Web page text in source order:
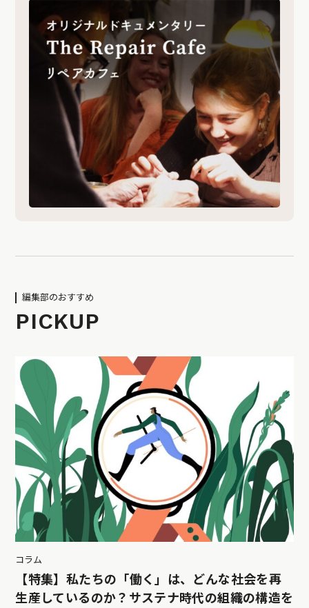
編集部のおすすめ
PICKUP
コラム
【特集】私たちの「働く」は、どんな社会を再
生産しているのか？サステナ時代の組織の構造を